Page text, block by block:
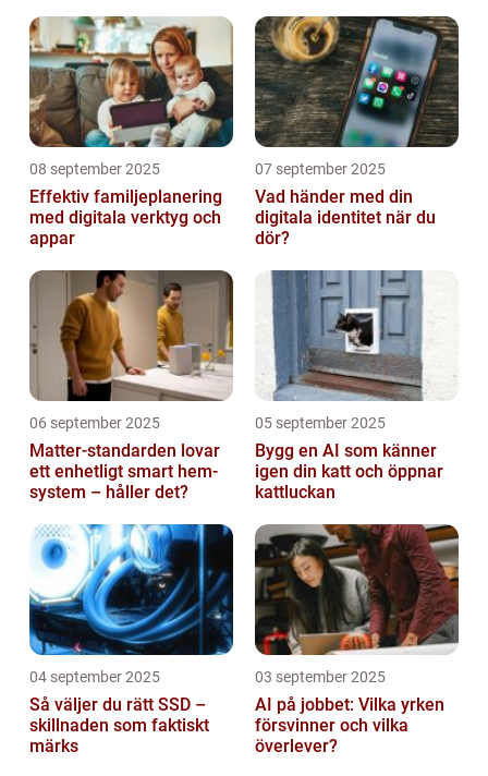
08 september 2025
Effektiv familjeplanering
med digitala verktyg och
appar
07 september 2025
Vad händer med din
digitala identitet när du
dör?
06 september 2025
Matter-standarden lovar
ett enhetligt smart hem-
system – håller det?
05 september 2025
Bygg en AI som känner
igen din katt och öppnar
kattluckan
04 september 2025
Så väljer du rätt SSD –
skillnaden som faktiskt
märks
03 september 2025
AI på jobbet: Vilka yrken
försvinner och vilka
överlever?